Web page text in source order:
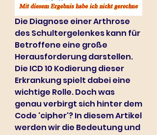
Die Diagnose einer Arthrose
des Schultergelenkes kann für
Betroffene eine große
Herausforderung darstellen.
Die ICD 10 Kodierung dieser
Erkrankung spielt dabei eine
wichtige Rolle. Doch was
genau verbirgt sich hinter dem
Code 'cipher'? In diesem Artikel
werden wir die Bedeutung und